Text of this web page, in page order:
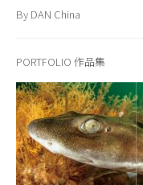
By DAN China
PORTFOLIO 作品集